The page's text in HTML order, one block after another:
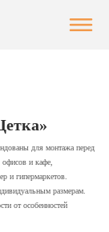
для монтажа перед
и кафе,
и гипермаркетов.
размерам.
от особенностей